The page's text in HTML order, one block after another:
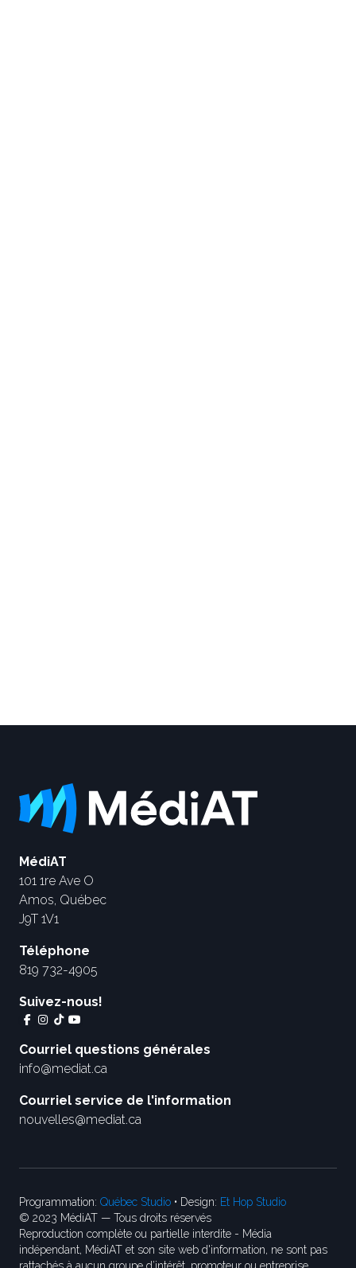
MédiAT
101 1re Ave O
Amos, Québec
J9T 1V1
Téléphone
819 732-4905
Suivez-nous!
Courriel questions générales
info@mediat.ca
Courriel service de l'information
nouvelles@mediat.ca
Programmation: Québec Studio • Design: Et Hop Studio
© 2023 MédiAT — Tous droits réservés
Reproduction complète ou partielle interdite - Média
indépendant, MédiAT et son site web d'information, ne sont pas